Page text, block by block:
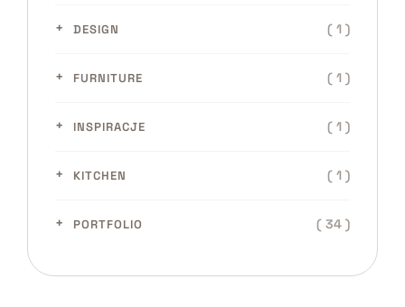
DESIGN ( 1 )
FURNITURE ( 1 )
INSPIRACJE ( 1 )
KITCHEN ( 1 )
PORTFOLIO ( 34 )